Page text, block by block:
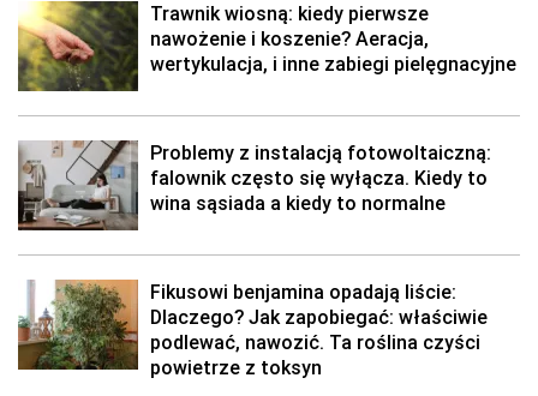
Trawnik wiosną: kiedy pierwsze
nawożenie i koszenie? Aeracja,
wertykulacja, i inne zabiegi pielęgnacyjne
Problemy z instalacją fotowoltaiczną:
falownik często się wyłącza. Kiedy to
wina sąsiada a kiedy to normalne
Fikusowi benjamina opadają liście:
Dlaczego? Jak zapobiegać: właściwie
podlewać, nawozić. Ta roślina czyści
powietrze z toksyn